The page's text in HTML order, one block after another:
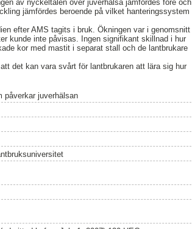
av nyckeltalen över juverhälsa jämfördes före och
jämfördes beroende på vilket hanteringssystem
efter AMS tagits i bruk. Ökningen var i genomsnitt
kunde inte påvisas. Ingen signifikant skillnad i hur
kor med mastit i separat stall och de lantbrukare
det kan vara svårt för lantbrukaren att lära sig hur
påverkar juverhälsan